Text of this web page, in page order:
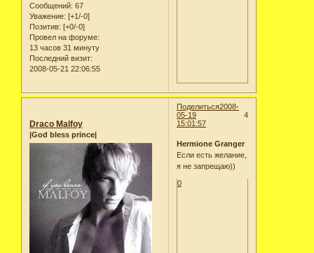
Сообщений: 67
Уважение: [+1/-0]
Позитив: [+0/-0]
Провел на форуме:
13 часов 31 минуту
Последний визит:
2008-05-21 22:06:55
Поделиться
4
2008-
05-19
15:01:57
Draco Malfoy
|God bless prince|
Hermione Granger
Если есть желание,
я не запрещаю))
0